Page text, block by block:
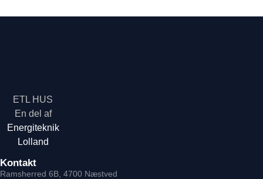
ETL HUS
En del af
Energiteknik
Lolland
Kontakt
Ramsherred 6B, 4700 Næstved